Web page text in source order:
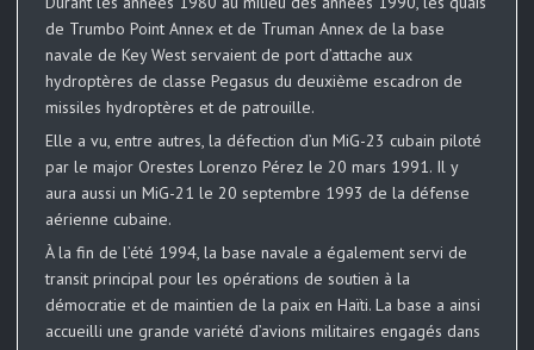
de Trumbo Point Annex et de Truman Annex de la base
navale de Key West servaient de port d’attache aux
hydroptères de classe Pegasus du deuxième escadron de
missiles hydroptères et de patrouille.
Elle a vu, entre autres, la défection d’un MiG-23 cubain piloté
par le major Orestes Lorenzo Pérez le 20 mars 1991. Il y
aura aussi un MiG-21 le 20 septembre 1993 de la défense
aérienne cubaine.
À la fin de l’été 1994, la base navale a également servi de
transit principal pour les opérations de soutien à la
démocratie et de maintien de la paix en Haïti. La base a ainsi
accueilli une grande variété d’avions militaires engagés dans